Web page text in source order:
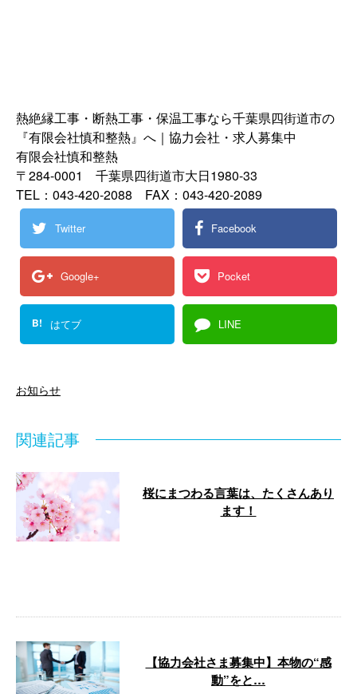
熱絶縁工事・断熱工事・保温工事なら千葉県四街道市の
『有限会社慎和整熱』へ｜協力会社・求人募集中
有限会社慎和整熱
〒284-0001 千葉県四街道市大日1980-33
TEL：043-420-2088 FAX：043-420-2089
Twitter Facebook
Google+ Pocket
B! はてブ LINE
お知らせ
関連記事
桜にまつわる言葉は、たくさんあり
ます！
【協力会社さま募集中】本物の“感
動”をと…